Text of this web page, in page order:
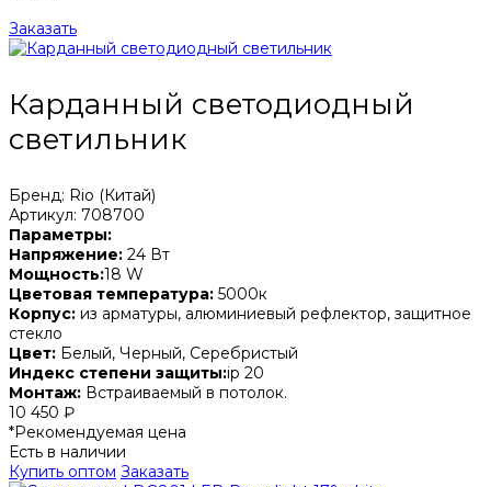
Заказать
Карданный светодиодный
светильник
Бренд: Rio (Китай)
Артикул: 708700
Параметры:
Напряжение: 24 Вт
Мощность:18 W
Цветовая температура: 5000к
Корпус: из арматуры, алюминиевый рефлектор, защитное
стекло
Цвет: Белый, Черный, Серебристый
Индекс степени защиты:ip 20
Монтаж: Встраиваемый в потолок.
10 450 ₽
*Рекомендуемая цена
Есть в наличии
Купить оптом Заказать